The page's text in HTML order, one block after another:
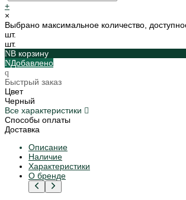
+
×
Выбрано максимальное количество,
шт.
шт.
В корзину
Добавлено
Быстрый заказ
Цвет
Черный
Все характеристики
Способы оплаты
Доставка
Описание
Наличие
Характеристики
О бренде